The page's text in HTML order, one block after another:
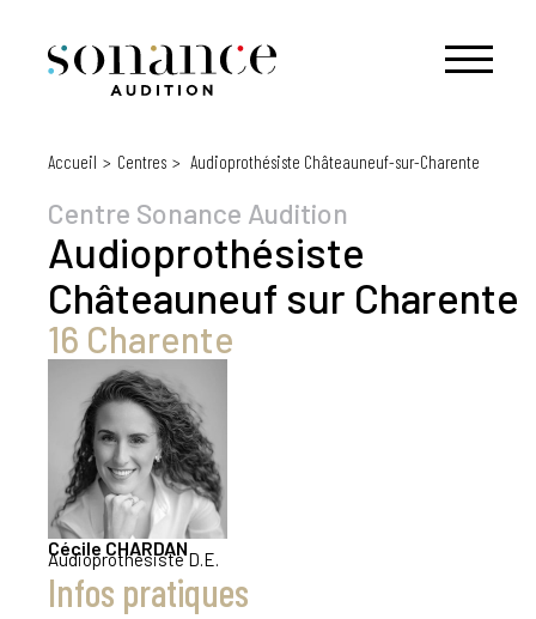
Accueil Centres Audioprothésiste Châteauneuf-sur-Charente
Centre Sonance Audition
Audioprothésiste
Châteauneuf sur Charente
16 Charente
Cécile CHARDAN
Audioprothésiste D.E.
Infos pratiques